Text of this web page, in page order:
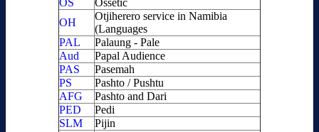
OS
Ossetic
OH
Otjiherero service in Namibia
(Languages
PAL
Palaung - Pale
Aud
Papal Audience
PAS
Pasemah
PS
Pashto / Pushtu
AFG
Pashto and Dari
PED
Pedi
SLM
Pijin